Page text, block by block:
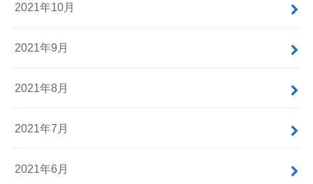
2021年10月
2021年9月
2021年8月
2021年7月
2021年6月